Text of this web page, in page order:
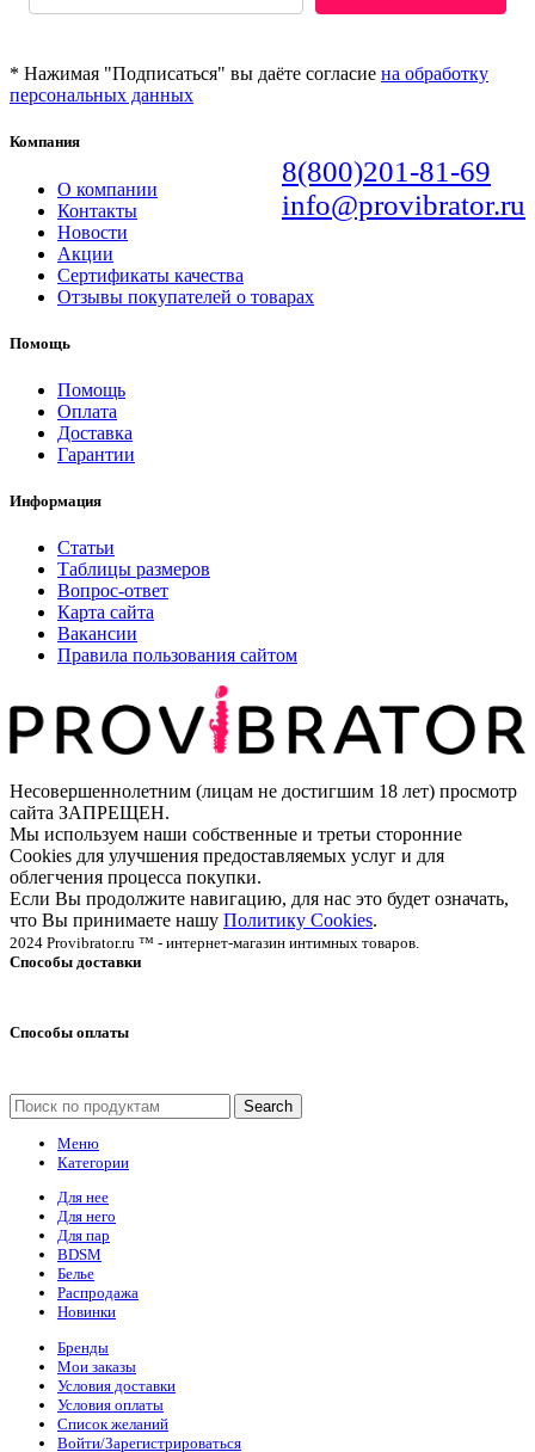
* Нажимая "Подписаться" вы даёте согласие на обработку
персональных данных
8(800)201-81-69
info@provibrator.ru
Компания
О компании
Контакты
Новости
Акции
Сертификаты качества
Отзывы покупателей о товарах
Помощь
Помощь
Оплата
Доставка
Гарантии
Информация
Статьи
Таблицы размеров
Вопрос-ответ
Карта сайта
Вакансии
Правила пользования сайтом
Несовершеннолетним (лицам не достигшим 18 лет) просмотр
сайта ЗАПРЕЩЕН.
Мы используем наши собственные и третьи сторонние
Cookies для улучшения предоставляемых услуг и для
облегчения процесса покупки.
Если Вы продолжите навигацию, для нас это будет означать,
что Вы принимаете нашу Политику Cookies.
2024 Provibrator.ru ™ - интернет-магазин интимных товаров.
Способы доставки
Способы оплаты
Search
Меню
Категории
Для нее
Для него
Для пар
BDSM
Белье
Распродажа
Новинки
Бренды
Мои заказы
Условия доставки
Условия оплаты
Список желаний
Войти/Зарегистрироваться